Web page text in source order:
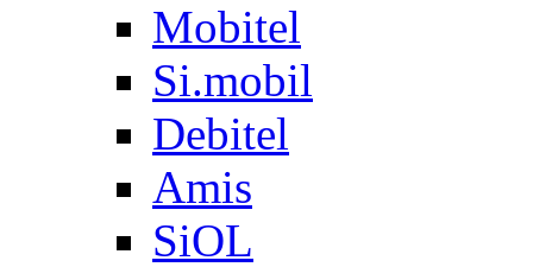
Mobitel
Si.mobil
Debitel
Amis
SiOL